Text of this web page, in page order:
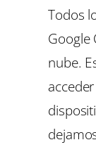
Todos
Google
nube.